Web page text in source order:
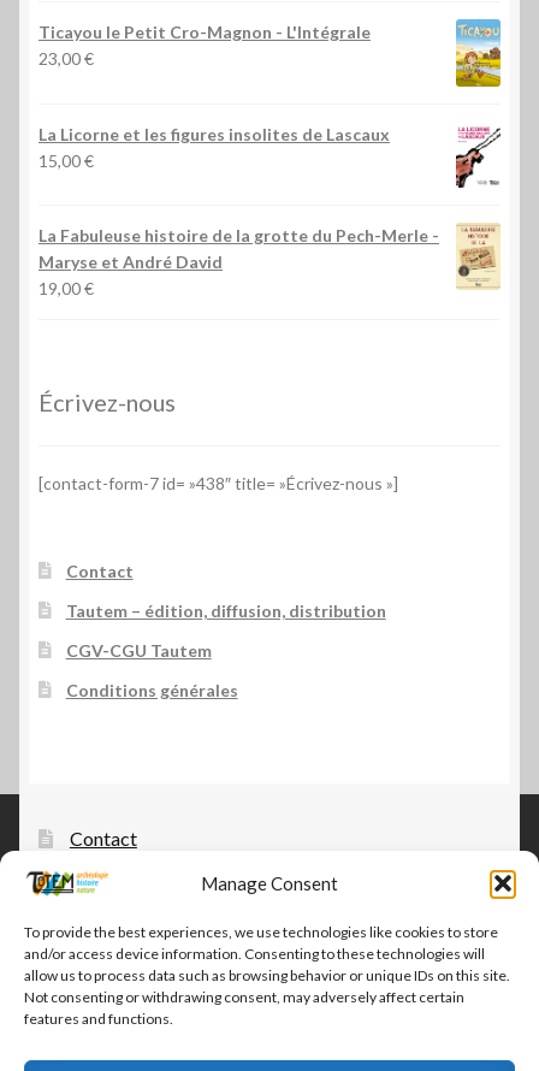
Manage Consent
To provide the best experiences, we use technologies like cookies to store
and/or access device information. Consenting to these technologies will
allow us to process data such as browsing behavior or unique IDs on this site.
Not consenting or withdrawing consent, may adversely affect certain
features and functions.
Ticayou le Petit Cro-Magnon - L'Intégrale
23,00€
La Licorne et les figures insolites de Lascaux
15,00€
La Fabuleuse histoire de la grotte du Pech-Merle -
Maryse et André David
19,00€
Écrivez-nous
[contact-form-7 id= »438″ title= »Écrivez-nous »]
Contact
Tautem – édition, diffusion, distribution
CGV-CGU Tautem
Conditions générales
Contact
Tautem – édition, diffusion, distribution
CGV-CGU Tautem
Conditions générales